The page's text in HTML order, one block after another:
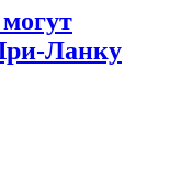
Ланку